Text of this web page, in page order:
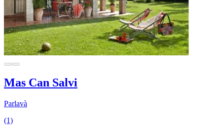
Mas Can Salvi
Parlavà
(1)